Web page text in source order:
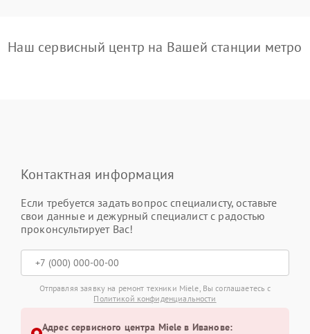
Наш сервисный центр на Вашей станции метро
Контактная информация
Если требуется задать вопрос специалисту, оставьте
свои данные и дежурный специалист с радостью
проконсультирует Вас!
Отправляя заявку на ремонт техники Miele, Вы соглашаетесь с
Политикой конфиденциальности
Адрес сервисного центра Miele в Иванове: